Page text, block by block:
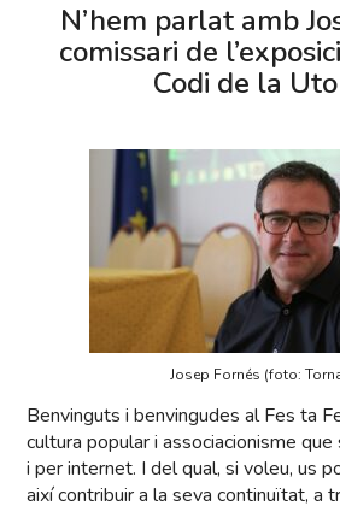
N’hem parlat amb
comissari de
Codi de la
Josep Fornés (foto:
Benvinguts i benvingudes al Fes ta
cultura popular i associacionisme que
i per internet. I del qual, si voleu, us
així contribuir a la seva continuïtat, a